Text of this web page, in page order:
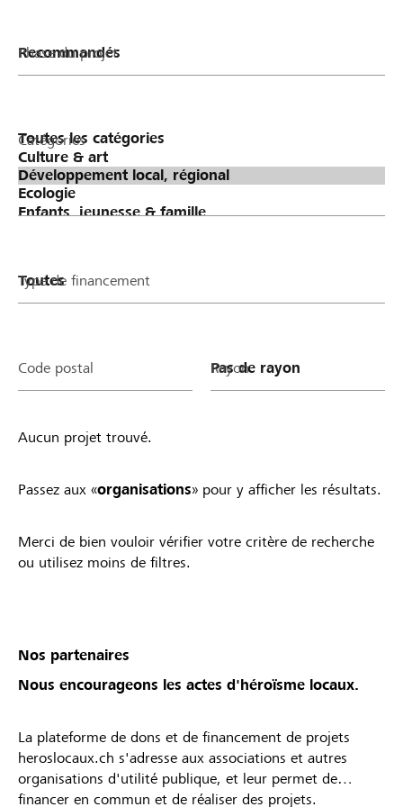
Phase du projet
Catégories
Type de financement
Code postal Rayon
Aucun projet trouvé.
Passez aux «organisations» pour y afficher les résultats.
Merci de bien vouloir vérifier votre critère de recherche
ou utilisez moins de filtres.
Nos partenaires
Nous encourageons les actes d'héroïsme locaux.
La plateforme de dons et de financement de projets
heroslocaux.ch s'adresse aux associations et autres
organisations d'utilité publique, et leur permet de
financer en commun et de réaliser des projets.